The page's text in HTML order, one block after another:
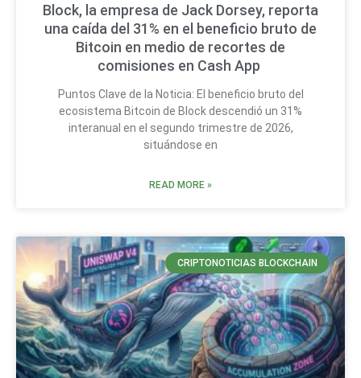
Block, la empresa de Jack Dorsey, reporta
una caída del 31% en el beneficio bruto de
Bitcoin en medio de recortes de
comisiones en Cash App
Puntos Clave de la Noticia: El beneficio bruto del
ecosistema Bitcoin de Block descendió un 31%
interanual en el segundo trimestre de 2026,
situándose en
READ MORE »
CRIPTONOTICIAS BLOCKCHAIN